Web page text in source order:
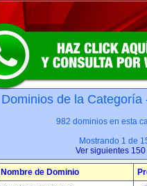
Dominios de la Categoría
982 dominios en esta
Mostrando 1 de
Ver siguientes 150
Nombre de Dominio